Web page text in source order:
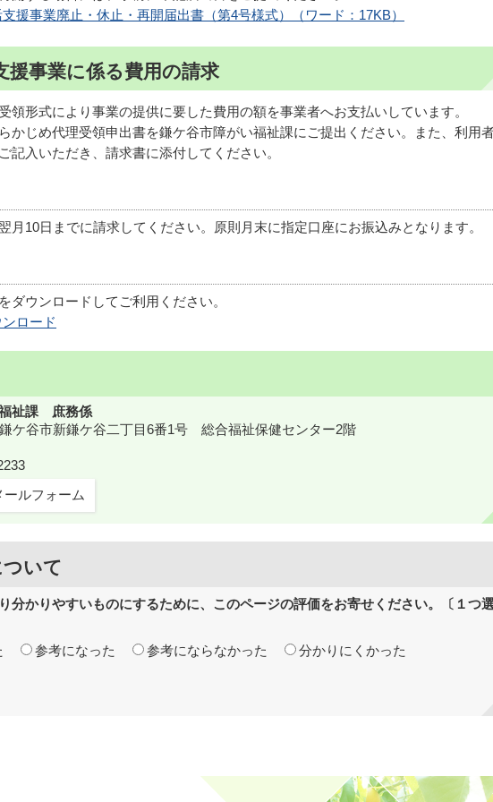
援事業廃止・休止・再開届出書（第4号様式）（ワード：17KB）
援事業に係る費用の請求
領形式により事業の提供に要した費用の額を事業者へお支払いしています。
かじめ代理受領申出書を鎌ケ谷市障がい福祉課にご提出ください。また、利用
記入いただき、請求書に添付してください。
月10日までに請求してください。原則月末に指定口座にお振込みとなります。
ダウンロードしてご利用ください。
ロード
祉課 庶務係
ケ谷市新鎌ケ谷二丁目6番1号 総合福祉保健センター2階
ルフォーム
いて
分かりやすいものにするために、このページの評価をお寄せください。〔１つ
参考になった 参考にならなかった 分かりにくかった